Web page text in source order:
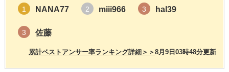
1 NANA77 2 miii966 3 hal39
3 佐藤
8月9日03時48分更新
累計ベストアンサー率ランキング詳細＞＞